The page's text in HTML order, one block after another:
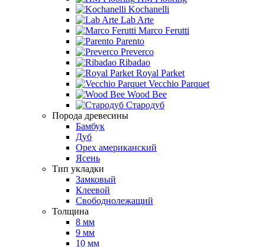
Kochanelli
Lab Arte
Marco Ferutti
Parento
Preverco
Ribadao
Royal Parket
Vecchio Parquet
Wood Bee
Стародуб
Порода древесины
Бамбук
Дуб
Орех американский
Ясень
Тип укладки
Замковый
Клеевой
Свободнолежащий
Толщина
8 мм
9 мм
10 мм